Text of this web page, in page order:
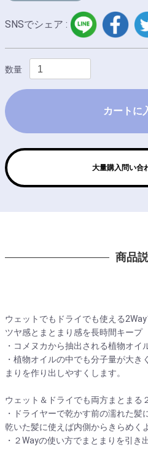
SNSでシェア :
LINE
数量
カートに
大量購入問い合
商品
ウェットでもドライでも使える
ツヤ感とまとまり感を長時間キープ
・コメヌカから抽出される植物オイ
・植物オイルの中でも分子量が大き
まりを作り出しやすくします。
ウェット＆ドライでも両方まとまる
・ドライヤーで乾かす前の濡れた髪
乾いた髪に使えば内側からきらめく
・２Wayの使い方でまとまりを引